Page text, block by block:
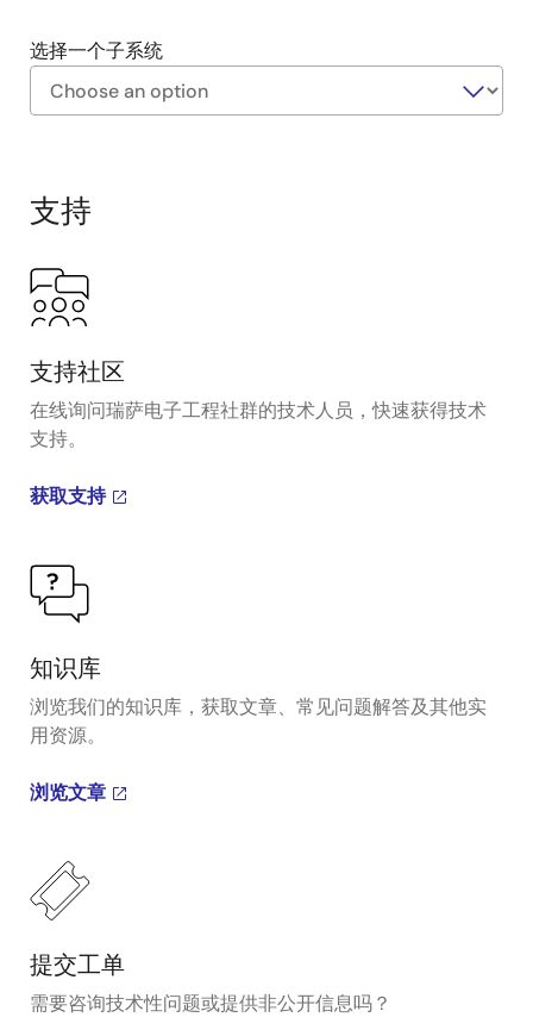
选择一个子系统
Diagram
支持
支持社区
在线询问瑞萨电子工程社群的技术人员，快速获得技术
支持。
获取支持
知识库
浏览我们的知识库，获取文章、常见问题解答及其他实
用资源。
浏览文章
提交工单
需要咨询技术性问题或提供非公开信息吗？